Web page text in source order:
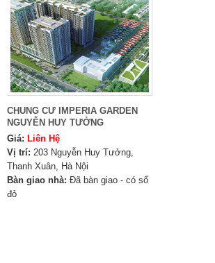
CHUNG CƯ IMPERIA GARDEN
NGUYỄN HUY TƯỞNG
Giá: Liên Hệ
Vị trí: 203 Nguyễn Huy Tưởng,
Thanh Xuân, Hà Nội
Bàn giao nhà: Đã bàn giao - có sổ
đỏ